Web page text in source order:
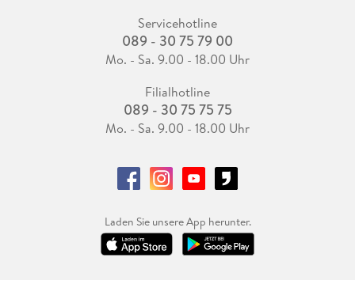
Servicehotline
089 - 30 75 79 00
Mo. - Sa. 9.00 - 18.00 Uhr
Filialhotline
089 - 30 75 75 75
Mo. - Sa. 9.00 - 18.00 Uhr
Laden Sie unsere App herunter.